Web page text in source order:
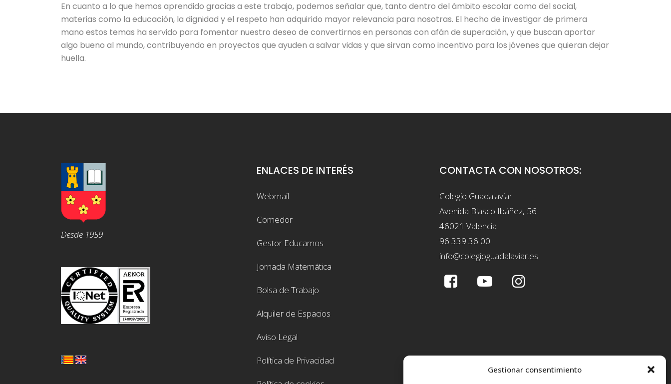
Gestionar consentimiento
En cuanto a lo que hemos aprendido gracias a este trabajo, podemos señalar que, tanto dentro del ámbito escolar como del social,
materias como la educación, la dignidad y el respeto han adquirido mayor relevancia para nosotras. El hecho de investigar de primera
mano estos temas ha servido para fomentar nuestro deseo de convertirnos en personas con afán de superación, y que buscan aportar
algo bueno al mundo, contribuyendo en proyectos que ayuden a salvar vidas y que sirvan como incentivo para los jóvenes que quieran dejar
huella.
Desde 1959
ENLACES DE INTERÉS
Webmail
Comedor
Gestor Educamos
Jornada Matemática
Bolsa de Trabajo
Alquiler de Espacios
Aviso Legal
Política de Privacidad
CONTACTA CON NOSOTROS:
Colegio Guadalaviar
Avenida Blasco Ibáñez, 56
46021 Valencia
96 339 36 00
info@colegioguadalaviar.es